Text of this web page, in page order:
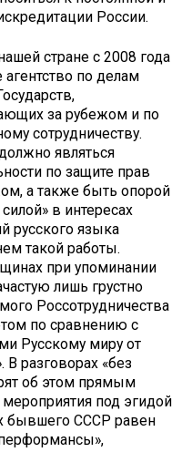
России.
стране с 2008 года
по делам
за рубежом и по
сотрудничеству.
являться
по защите прав
а также быть опорой
в интересах
русского языка
такой работы.
при упоминании
лишь грустно
Россотрудничества
по сравнению с
Русскому миру от
В разговорах «без
об этом прямым
под эгидой
бывшего СССР равен